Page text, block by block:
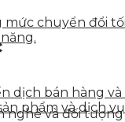
chuyển đổi
dịch bán hàng
phẩm và dịch
nghề và đối